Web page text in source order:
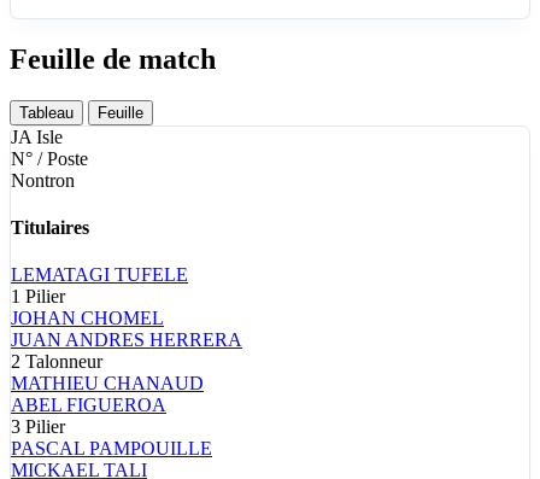
Feuille de match
Tableau Feuille
JA Isle
N° / Poste
Nontron
Titulaires
LEMATAGI TUFELE
1 Pilier
JOHAN CHOMEL
JUAN ANDRES HERRERA
2 Talonneur
MATHIEU CHANAUD
ABEL FIGUEROA
3 Pilier
PASCAL PAMPOUILLE
MICKAEL TALI